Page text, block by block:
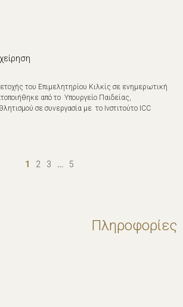
του Επιμελητηρίου Κιλκίς σε ενημερωτική
από το Υπουργείο Παιδείας,
σε συνεργασία με το Ινστιτούτο ICC
1 2 3 … 5
Πληροφορίες